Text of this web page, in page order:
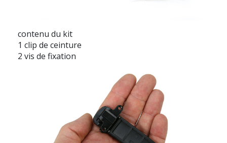
contenu du kit
1 clip de ceinture
2 vis de fixation